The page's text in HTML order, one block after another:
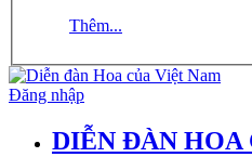
Thêm...
Đăng nhập
DIỄN ĐÀN HOA